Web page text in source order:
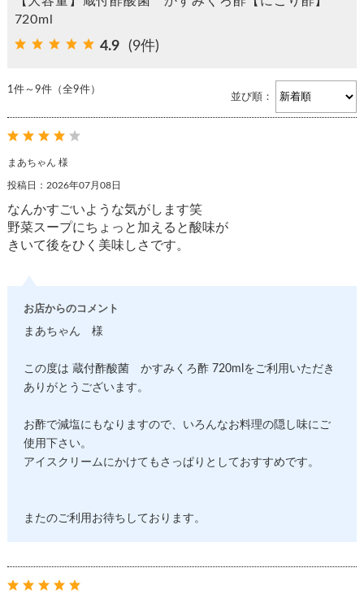
720ml
4.9 (9件)
1件～9件（全9件）
並び順：
まあちゃん 様
投稿日：2026年07月08日
なんかすごいような気がします笑
野菜スープにちょっと加えると酸味が
きいて後をひく美味しさです。
お店からのコメント
まあちゃん 様
この度は 蔵付酢酸菌 かすみくろ酢 720mlをご利用いただき
ありがとうございます。
お酢で減塩にもなりますので、いろんなお料理の隠し味にご
使用下さい。
アイスクリームにかけてもさっぱりとしておすすめです。
またのご利用お待ちしております。